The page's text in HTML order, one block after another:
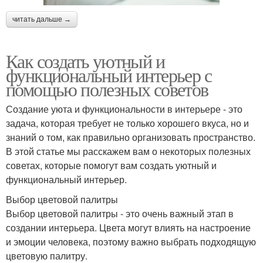
читать дальше →
Как создать уютный и
функциональный интерьер с
помощью полезных советов
Создание уюта и функциональности в интерьере - это
задача, которая требует не только хорошего вкуса, но и
знаний о том, как правильно организовать пространство.
В этой статье мы расскажем вам о некоторых полезных
советах, которые помогут вам создать уютный и
функциональный интерьер.
Выбор цветовой палитры
Выбор цветовой палитры - это очень важный этап в
создании интерьера. Цвета могут влиять на настроение
и эмоции человека, поэтому важно выбрать подходящую
цветовую палитру.